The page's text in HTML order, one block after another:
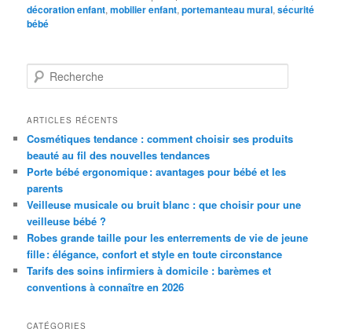
décoration enfant,mobilier enfant,portemanteau mural,sécurité
bébé
e
h
r
c
h
e
ARTICLES RÉCENTS
Cosmétiques tendance : comment choisir ses produits
beauté au fil des nouvelles tendances
Porte bébé ergonomique : avantages pour bébé et les
parents
Veilleuse musicale ou bruit blanc : que choisir pour une
veilleuse bébé ?
Robes grande taille pour les enterrements de vie de jeune
fille : élégance, confort et style en toute circonstance
Tarifs des soins infirmiers à domicile : barèmes et
conventions à connaître en 2026
CATÉGORIES